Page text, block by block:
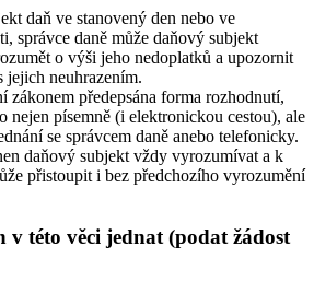
daň ve stanovený den nebo ve
správce daně může daňový subjekt
o výši jeho nedoplatků a upozornit
jejich neuhrazením.
zákonem předepsána forma rozhodnutí,
nejen písemně (i elektronickou cestou), ale
se správcem daně anebo telefonicky.
daňový subjekt vždy vyrozumívat a k
přistoupit i bez předchozího vyrozumění
v této věci jednat (podat žádost